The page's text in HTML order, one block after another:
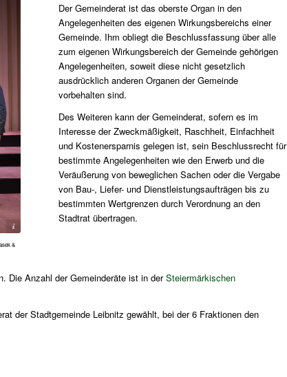
&
Der Gemeinderat ist das oberste Organ in den
Angelegenheiten des eigenen Wirkungsbereichs einer
Gemeinde. Ihm obliegt die Beschlussfassung über alle
zum eigenen Wirkungsbereich der Gemeinde gehörigen
Angelegenheiten, soweit diese nicht gesetzlich
ausdrücklich anderen Organen der Gemeinde
vorbehalten sind.
Des Weiteren kann der Gemeinderat, sofern es im
Interesse der Zweckmäßigkeit, Raschheit, Einfachheit
und Kostenersparnis gelegen ist, sein Beschlussrecht für
bestimmte Angelegenheiten wie den Erwerb und die
Veräußerung von beweglichen Sachen oder die Vergabe
von Bau-, Liefer- und Dienstleistungsaufträgen bis zu
bestimmten Wertgrenzen durch Verordnung an den
Stadtrat übertragen.
Die Anzahl der Gemeinderäte ist in derSteiermärkischen
der Stadtgemeinde Leibnitz gewählt, bei der 6 Fraktionen den